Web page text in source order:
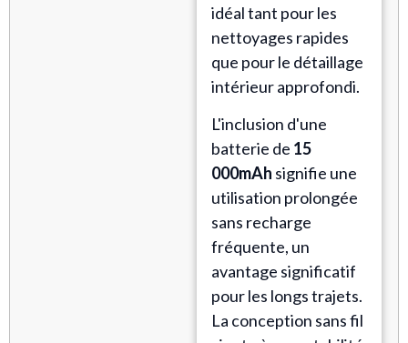
idéal tant pour les
nettoyages rapides
que pour le détaillage
intérieur approfondi.
L'inclusion d'une
batterie de 15
000mAh signifie une
utilisation prolongée
sans recharge
fréquente, un
avantage significatif
pour les longs trajets.
La conception sans fil